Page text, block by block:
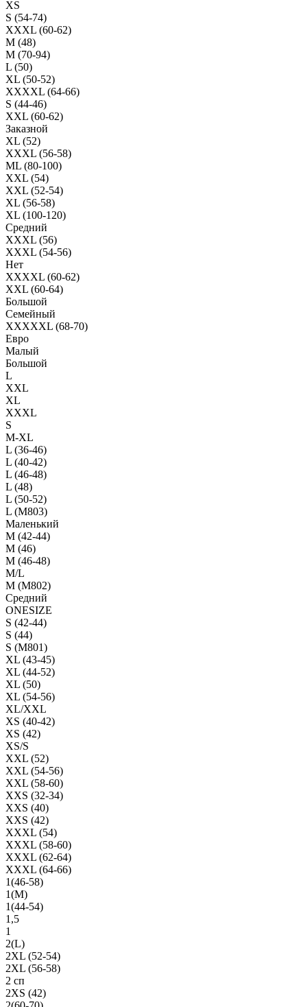
XS
S (54-74)
XXXL (60-62)
M (48)
M (70-94)
L (50)
XL (50-52)
XXXXL (64-66)
S (44-46)
XXL (60-62)
Заказной
XL (52)
XXXL (56-58)
ML (80-100)
XXL (54)
XXL (52-54)
XL (56-58)
XL (100-120)
Средний
XXXL (56)
XXXL (54-56)
Нет
XXXXL (60-62)
XXL (60-64)
Большой
Семейный
XXXXXL (68-70)
Евро
Малый
Большой
L
XXL
XL
XXXL
S
M-XL
L (36-46)
L (40-42)
L (46-48)
L (48)
L (50-52)
L (M803)
Маленький
М (42-44)
M (46)
M (46-48)
M/L
M (M802)
Средний
ONESIZE
S (42-44)
S (44)
S (M801)
XL (43-45)
XL (44-52)
XL (50)
XL (54-56)
XL/XXL
XS (40-42)
XS (42)
XS/S
XXL (52)
XXL (54-56)
XXL (58-60)
XXS (32-34)
XXS (40)
XXS (42)
XXXL (54)
XXXL (58-60)
XXXL (62-64)
XXXL (64-66)
1(46-58)
1(М)
1(44-54)
1,5
1
2(L)
2XL (52-54)
2XL (56-58)
2 сп
2XS (42)